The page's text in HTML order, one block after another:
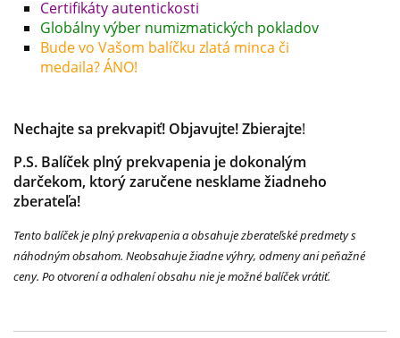
Certifikáty autentickosti
Globálny výber numizmatických pokladov
Bude vo Vašom balíčku zlatá minca či
medaila? ÁNO!
Nechajte sa prekvapiť! Objavujte! Zbierajte!
P.S. Balíček plný prekvapenia je dokonalým
darčekom, ktorý zaručene nesklame žiadneho
zberateľa!
Tento balíček je plný prekvapenia a obsahuje zberateľské predmety s
náhodným obsahom. Neobsahuje žiadne výhry, odmeny ani peňažné
ceny. Po otvorení a odhalení obsahu nie je možné balíček vrátiť.